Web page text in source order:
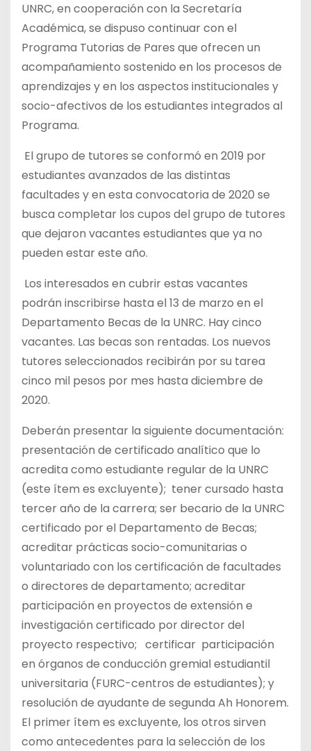
UNRC, en cooperación con la Secretaría
Académica, se dispuso continuar con el
Programa Tutorias de Pares que ofrecen un
acompañamiento sostenido en los procesos de
aprendizajes y en los aspectos institucionales y
socio-afectivos de los estudiantes integrados al
Programa.
El grupo de tutores se conformó en 2019 por
estudiantes avanzados de las distintas
facultades y en esta convocatoria de 2020 se
busca completar los cupos del grupo de tutores
que dejaron vacantes estudiantes que ya no
pueden estar este año.
Los interesados en cubrir estas vacantes
podrán inscribirse hasta el 13 de marzo en el
Departamento Becas de la UNRC. Hay cinco
vacantes. Las becas son rentadas. Los nuevos
tutores seleccionados recibirán por su tarea
cinco mil pesos por mes hasta diciembre de
2020.
Deberán presentar la siguiente documentación:
presentación de certificado analítico que lo
acredita como estudiante regular de la UNRC
(este ítem es excluyente); tener cursado hasta
tercer año de la carrera; ser becario de la UNRC
certificado por el Departamento de Becas;
acreditar prácticas socio-comunitarias o
voluntariado con los certificación de facultades
o directores de departamento; acreditar
participación en proyectos de extensión e
investigación certificado por director del
proyecto respectivo; certificar participación
en órganos de conducción gremial estudiantil
universitaria (FURC-centros de estudiantes); y
resolución de ayudante de segunda Ah Honorem.
El primer ítem es excluyente, los otros sirven
como antecedentes para la selección de los